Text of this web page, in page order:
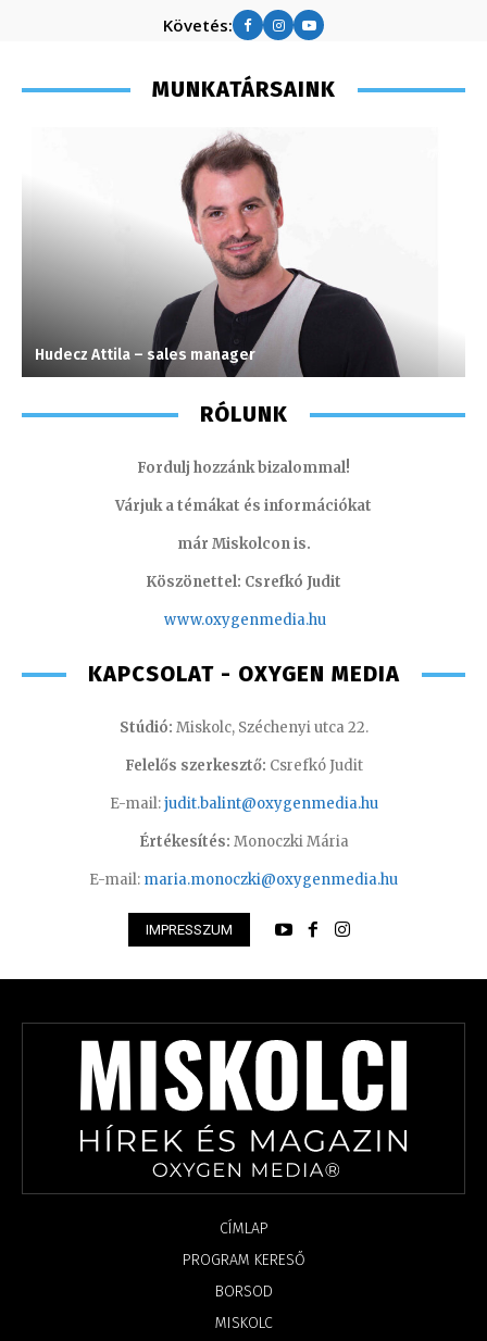
Követés:
MUNKATÁRSAINK
Hudecz Attila – sales manager
RÓLUNK
Fordulj hozzánk bizalommal!
Várjuk a témákat és információkat
már Miskolcon is.
Köszönettel: Csrefkó Judit
www.oxygenmedia.hu
KAPCSOLAT - OXYGEN MEDIA
Stúdió: Miskolc, Széchenyi utca 22.
Felelős szerkesztő: Csrefkó Judit
E-mail:judit.balint@oxygenmedia.hu
Értékesítés: Monoczki Mária
E-mail: maria.monoczki@oxygenmedia.hu
IMPRESSZUM
CÍMLAP
PROGRAM KERESŐ
BORSOD
MISKOLC